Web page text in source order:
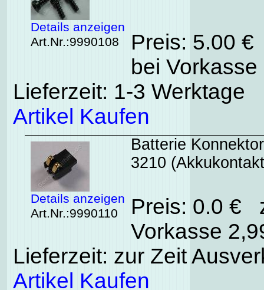
Details anzeigen
Art.Nr.:9990108
Preis: 5.00
bei
Lieferzeit: 1-3 Werktage
Artikel Kaufen
Details anzeigen
Art.Nr.:9990110
Batterie
3210
Preis: 0.0 €
Vorkasse
Lieferzeit: zur Zeit
Artikel Kaufen